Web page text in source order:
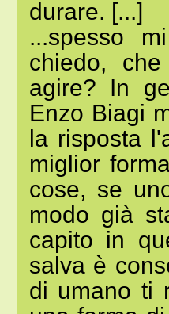
durare. [...]
...spesso
chiedo,
agire? In
Enzo Biagi
la risposta
miglior
cose, se
modo già
capito in
salva è
di umano ti